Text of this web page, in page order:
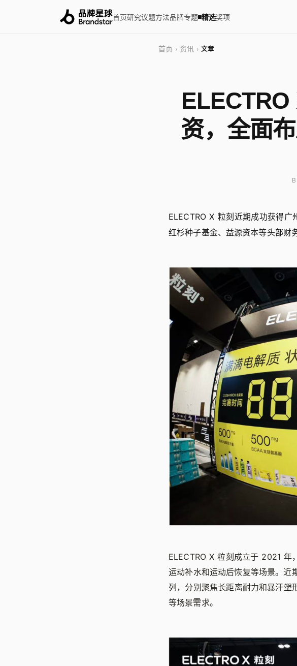
首页研究议题方法品牌专题 精选奖项
首页 › 资讯 › 文章
资，全面
ELECTRO X 粒刻近期成功获得
红杉种子基金、益源资本等头部财
ELECTRO X 粒刻成立于 2021 年
运动补水和运动后恢复等场景。近
列，分别聚焦长距离耐力和暴汗塑
等场景需求。